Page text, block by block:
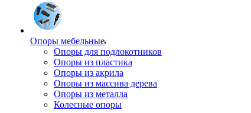
Опоры мебельные
Опоры для подлокотников
Опоры из пластика
Опоры из акрила
Опоры из массива дерева
Опоры из металла
Колесные опоры